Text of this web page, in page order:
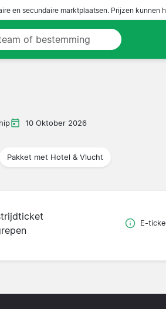
en secundaire marktplaatsen. Prijzen kunnen
10 Oktober 2026
Pakket met Hotel & Vlucht
E-